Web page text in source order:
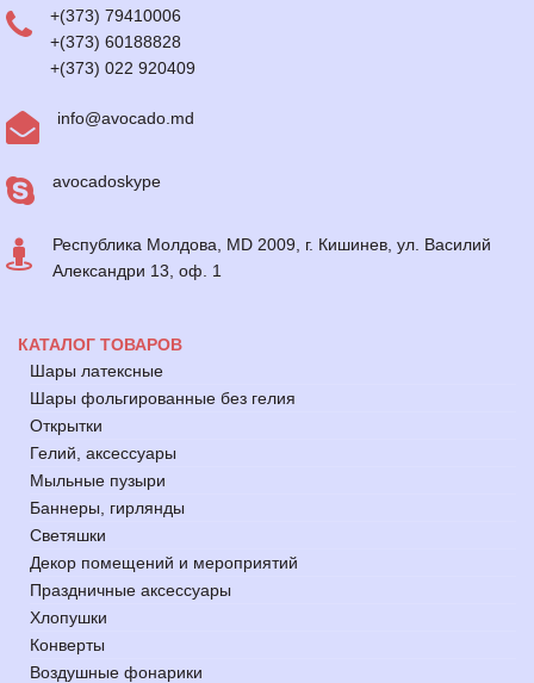
+(373) 79410006
+(373) 60188828
+(373) 022 920409
info@avocado.md
avocadoskype
Республика Молдова, MD 2009, г. Кишинев, ул. Василий
Александри 13, оф. 1
КАТАЛОГ ТОВАРОВ
Шары латексные
Шары фольгированные без гелия
Открытки
Гелий, аксессуары
Мыльные пузыри
Баннеры, гирлянды
Светяшки
Декор помещений и мероприятий
Праздничные аксессуары
Хлопушки
Конверты
Воздушные фонарики